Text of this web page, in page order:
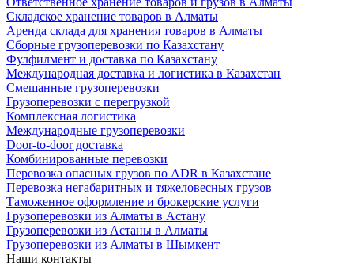
Складское хранение товаров в Алматы
Аренда склада для хранения товаров в Алматы
Сборные грузоперевозки по Казахстану
Фулфилмент и доставка по Казахстану
Международная доставка и логистика в Казахстан
Смешанные грузоперевозки
Грузоперевозки с перегрузкой
Комплексная логистика
Международные грузоперевозки
Door-to-door доставка
Комбинированные перевозки
Перевозка опасных грузов по ADR в Казахстане
Перевозка негабаритных и тяжеловесных грузов
Таможенное оформление и брокерские услуги
Грузоперевозки из Алматы в Астану
Грузоперевозки из Астаны в Алматы
Грузоперевозки из Алматы в Шымкент
Наши контакты